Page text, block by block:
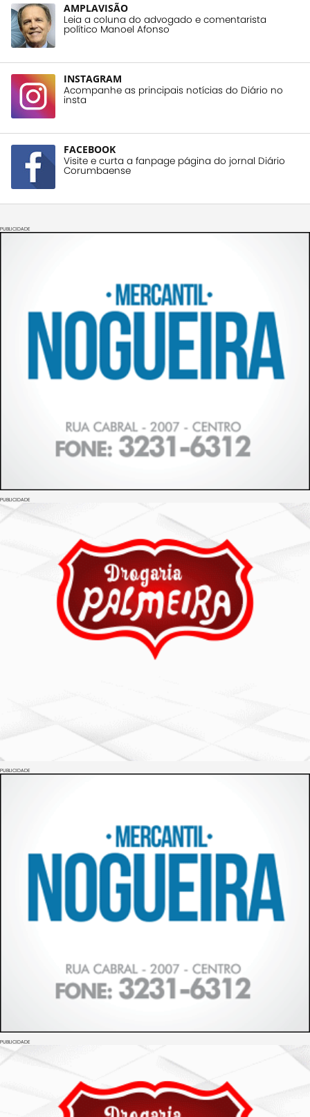
AMPLAVISÃO
Leia a coluna do advogado e comentarista
político Manoel Afonso
INSTAGRAM
Acompanhe as principais notícias do Diário no
insta
FACEBOOK
Visite e curta a fanpage página do jornal Diário
Corumbaense
PUBLICIDADE
PUBLICIDADE
PUBLICIDADE
PUBLICIDADE